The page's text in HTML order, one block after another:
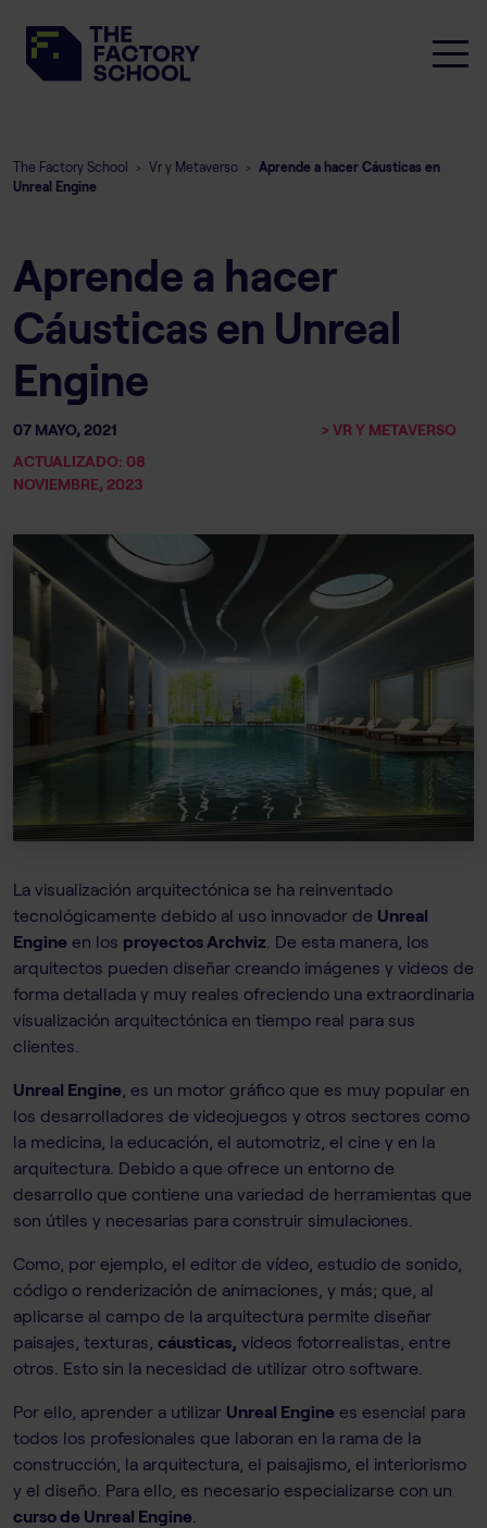
The Factory School > Vr y Metaverso > Aprende a hacer Cáusticas en
Unreal Engine
Aprende a hacer
Cáusticas en Unreal
Engine
07 MAYO, 2021
ACTUALIZADO: 08
NOVIEMBRE, 2023
> VR Y METAVERSO
La visualización arquitectónica se ha reinventado
tecnológicamente debido al uso innovador de Unreal
Engine en los proyectos Archviz . De esta manera, los
arquitectos pueden diseñar creando imágenes y videos de
forma detallada y muy reales ofreciendo una extraordinaria
visualización arquitectónica en tiempo real para sus
clientes.
Unreal Engine , es un motor gráfico que es muy popular en
los desarrolladores de videojuegos y otros sectores como
la medicina, la educación, el automotriz, el cine y en la
arquitectura. Debido a que ofrece un entorno de
desarrollo que contiene una variedad de herramientas que
son útiles y necesarias para construir simulaciones.
Como, por ejemplo, el editor de vídeo, estudio de sonido,
código o renderización de animaciones, y más; que, al
aplicarse al campo de la arquitectura permite diseñar
paisajes, texturas, cáusticas, videos fotorrealistas, entre
otros. Esto sin la necesidad de utilizar otro software.
Por ello, aprender a utilizar Unreal Engine es esencial para
todos los profesionales que laboran en la rama de la
construcción, la arquitectura, el paisajismo, el interiorismo
y el diseño. Para ello, es necesario especializarse con un
curso de Unreal Engine